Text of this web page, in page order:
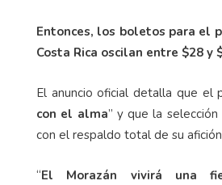
Entonces, los boletos para el
Costa Rica oscilan entre $28 y
El anuncio oficial detalla que el
con el alma” y que la
con el respaldo total de su
“El Morazán vivirá una